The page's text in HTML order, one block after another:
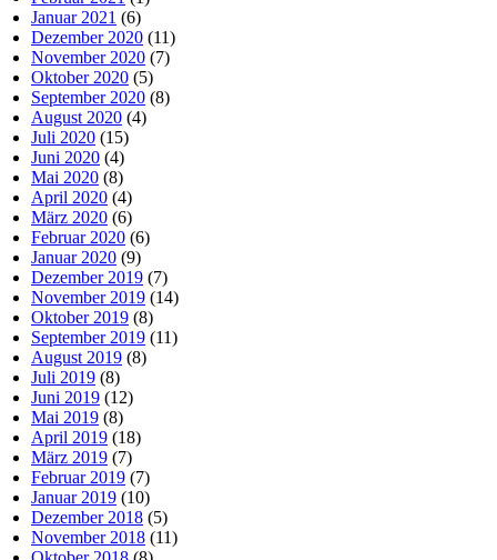
Januar 2021 (6)
Dezember 2020 (11)
November 2020 (7)
Oktober 2020 (5)
September 2020 (8)
August 2020 (4)
Juli 2020 (15)
Juni 2020 (4)
Mai 2020 (8)
April 2020 (4)
März 2020 (6)
Februar 2020 (6)
Januar 2020 (9)
Dezember 2019 (7)
November 2019 (14)
Oktober 2019 (8)
September 2019 (11)
August 2019 (8)
Juli 2019 (8)
Juni 2019 (12)
Mai 2019 (8)
April 2019 (18)
März 2019 (7)
Februar 2019 (7)
Januar 2019 (10)
Dezember 2018 (5)
November 2018 (11)